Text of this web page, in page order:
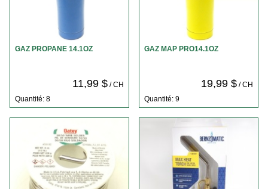
GAZ PROPANE 14.1OZ
11,99 $/ CH
Quantité: 8
GAZ MAP PRO14.1OZ
19,99 $/ CH
Quantité: 9